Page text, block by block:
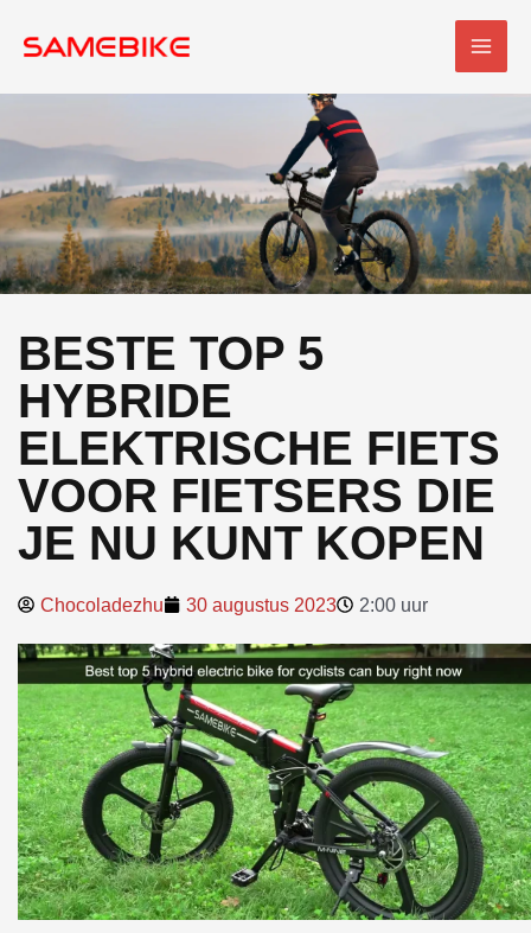
naar
BESTE TOP 5
HYBRIDE
ELEKTRISCHE FIETS
VOOR FIETSERS DIE
JE NU KUNT KOPEN
Chocoladezhu 30 augustus 2023 2:00 uur